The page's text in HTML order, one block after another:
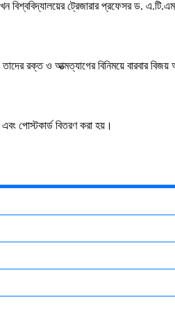
বিশ্ববিদ্যালয়ের ট্রেজারার প্রফেসর ড. এ.টি.এম
তাদের রক্ত ও আত্মত্যাগের বিনিময়ে বারবার বিজয়
এবং পোস্টকার্ড বিতরণ করা হয়।